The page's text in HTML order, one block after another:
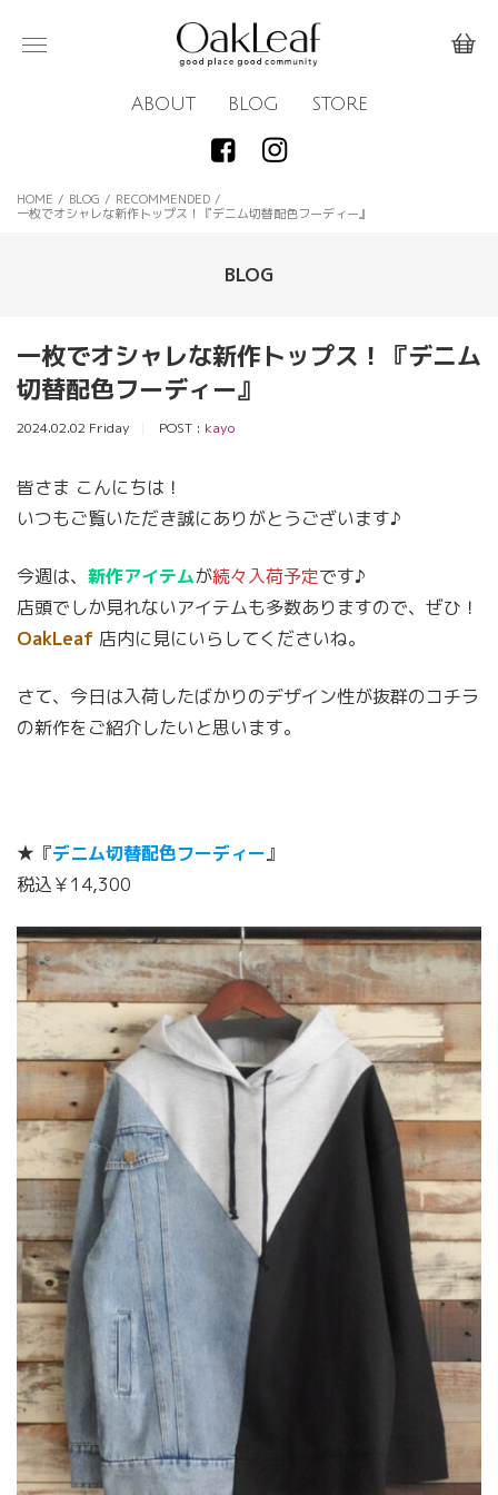
ABOUT BLOG STORE
HOME / BLOG / RECOMMENDED /
一枚でオシャレな新作トップス！『デニム切替配色フーディー』
BLOG
一枚でオシャレな新作トップス！『デニム
切替配色フーディー』
2024.02.02 Friday POST : kayo
皆さま こんにちは！
いつもご覧いただき誠にありがとうございます♪
今週は、 新作アイテムが続々入荷予定です♪
店頭でしか見れないアイテムも多数ありますので、ぜひ！
OakLeaf 店内に見にいらしてくださいね。
さて、今日は入荷したばかりのデザイン性が抜群のコチラ
の新作をご紹介したいと思います。
★『デニム切替配色フーディー』
税込￥14,300